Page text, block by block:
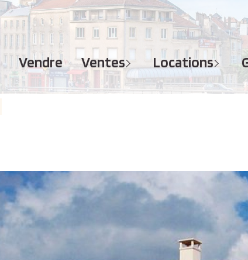
vendre ventes
MAISONS
APPARTEMENTS
TERRAINS
IMMEUBLES
GARAGES - PARKINGS
locations
APPARTEMENTS
TERRAINS
IMMEUBLES
GARAGES - PARKINGS